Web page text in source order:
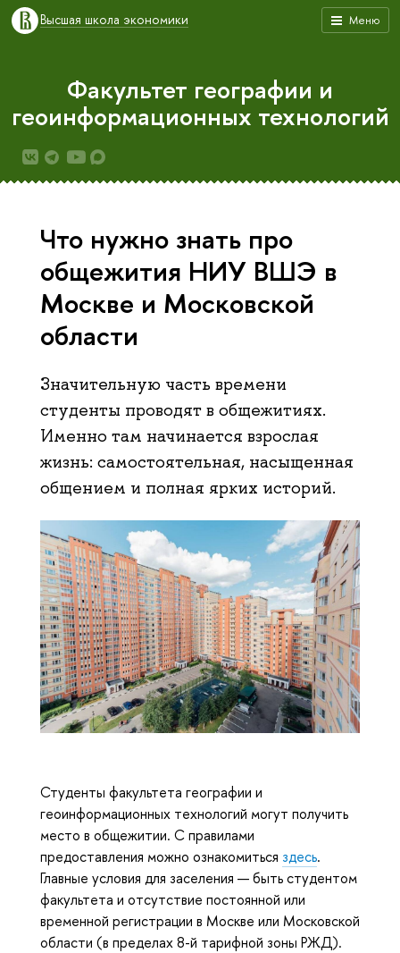
Меню
Высшая школа экономики
Факультет географии и
геоинформационных технологий
Что нужно знать про
общежития НИУ ВШЭ в
Москве и Московской
области
Значительную часть времени
студенты проводят в общежитиях.
Именно там начинается взрослая
жизнь: самостоятельная, насыщенная
общением и полная ярких историй.
Студенты факультета географии и
геоинформационных технологий могут получить
место в общежитии. С правилами
предоставления можно ознакомиться здесь.
Главные условия для заселения — быть студентом
факультета и отсутствие постоянной или
временной регистрации в Москве или Московской
области (в пределах 8-й тарифной зоны РЖД).